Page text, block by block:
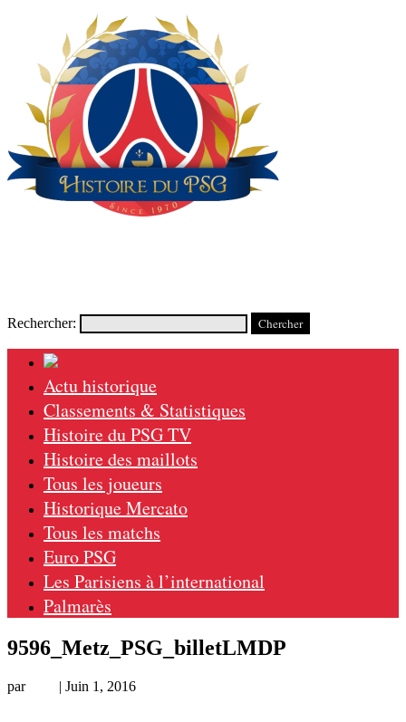
Rechercher:
Actu historique
Classements & Statistiques
Histoire du PSG TV
Histoire des maillots
Tous les joueurs
Historique Mercato
Tous les matchs
Euro PSG
Les Parisiens à l’international
Palmarès
9596_Metz_PSG_billetLMDP
par | Juin 1, 2016